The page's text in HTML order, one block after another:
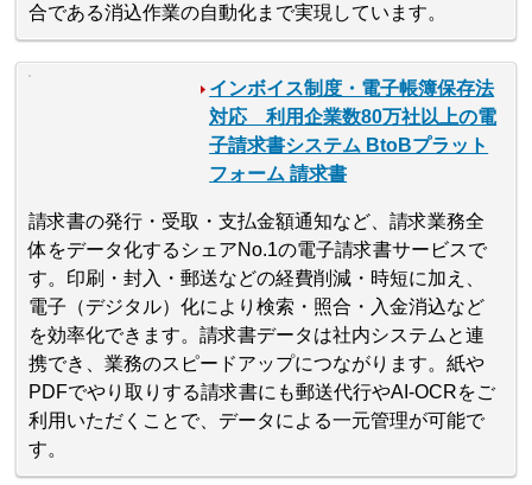
合である消込作業の自動化まで実現しています。
インボイス制度・電子帳簿保存法
対応 利用企業数80万社以上の電
子請求書システム BtoBプラット
フォーム 請求書
請求書の発行・受取・支払金額通知など、請求業務全
体をデータ化するシェアNo.1の電子請求書サービスで
す。印刷・封入・郵送などの経費削減・時短に加え、
電子（デジタル）化により検索・照合・入金消込など
を効率化できます。請求書データは社内システムと連
携でき、業務のスピードアップにつながります。紙や
PDFでやり取りする請求書にも郵送代行やAI-OCRをご
利用いただくことで、データによる一元管理が可能で
す。